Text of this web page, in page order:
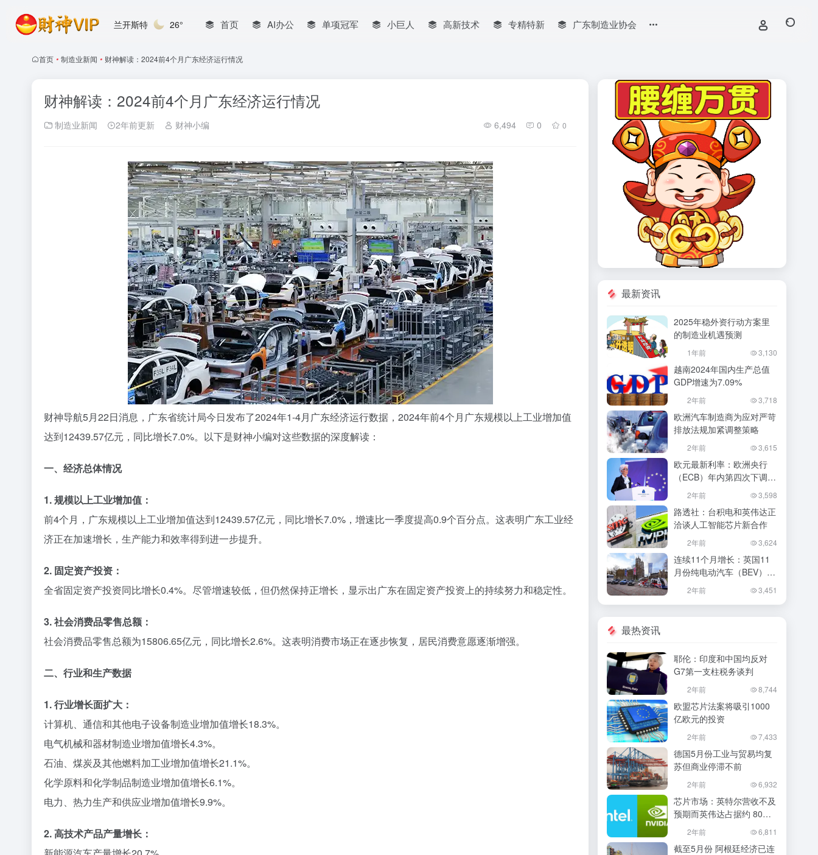
兰开斯特 26° 首页 AI办公 单项冠军 小巨人 高新技术 专精特新 广东制造业协会
首页 • 制造业新闻 • 财神解读：2024前4个月广东经济运行情况
财神解读：2024前4个月广东经济运行情况
制造业新闻 2年前更新 财神小编 6,494 0 0
财神导航5月22日消息，广东省统计局今日发布了2024年1-4月广东经济运行数据，2024年前4个月广东规模以上工业增加值
达到12439.57亿元，同比增长7.0%。以下是财神小编对这些数据的深度解读：
一、经济总体情况
1. 规模以上工业增加值：
前4个月，广东规模以上工业增加值达到12439.57亿元，同比增长7.0%，增速比一季度提高0.9个百分点。这表明广东工业经
济正在加速增长，生产能力和效率得到进一步提升。
2. 固定资产投资：
全省固定资产投资同比增长0.4%。尽管增速较低，但仍然保持正增长，显示出广东在固定资产投资上的持续努力和稳定性。
3. 社会消费品零售总额：
社会消费品零售总额为15806.65亿元，同比增长2.6%。这表明消费市场正在逐步恢复，居民消费意愿逐渐增强。
二、行业和生产数据
1. 行业增长面扩大：
计算机、通信和其他电子设备制造业增加值增长18.3%。
电气机械和器材制造业增加值增长4.3%。
石油、煤炭及其他燃料加工业增加值增长21.1%。
化学原料和化学制品制造业增加值增长6.1%。
电力、热力生产和供应业增加值增长9.9%。
2. 高技术产品产量增长：
最新资讯
2025年稳外资行动方案里
的制造业机遇预测
1年前 3,130
越南2024年国内生产总值
GDP增速为7.09%
2年前 3,718
欧洲汽车制造商为应对严苛
排放法规加紧调整策略
2年前 3,615
欧元最新利率：欧洲央行
（ECB）年内第四次下调利
率至3%
2年前 3,598
路透社：台积电和英伟达正
洽谈人工智能芯片新合作
2年前 3,624
连续11个月增长：英国11
月份纯电动汽车（BEV）新
车销量增长了58%
2年前 3,451
最热资讯
耶伦：印度和中国均反对
G7第一支柱税务谈判
2年前 8,744
欧盟芯片法案将吸引1000
亿欧元的投资
2年前 7,433
德国5月份工业与贸易均复
苏但商业停滞不前
2年前 6,932
芯片市场：英特尔营收不及
预期而英伟达占据约 80%
份额2年前 6,811
截至5月份 阿根廷经济已连